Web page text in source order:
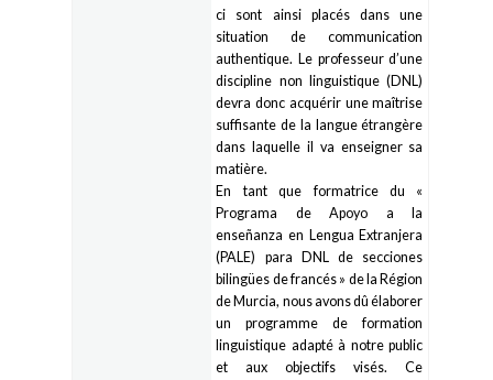
ci sont ainsi placés dans une
situation de communication
authentique. Le professeur d’une
discipline non linguistique (DNL)
devra donc acquérir une maîtrise
suffisante de la langue étrangère
dans laquelle il va enseigner sa
matière.
En tant que formatrice du «
Programa de Apoyo a la
enseñanza en Lengua Extranjera
(PALE) para DNL de secciones
bilingües de francés » de la Région
de Murcia, nous avons dû élaborer
un programme de formation
linguistique adapté à notre public
et aux objectifs visés. Ce